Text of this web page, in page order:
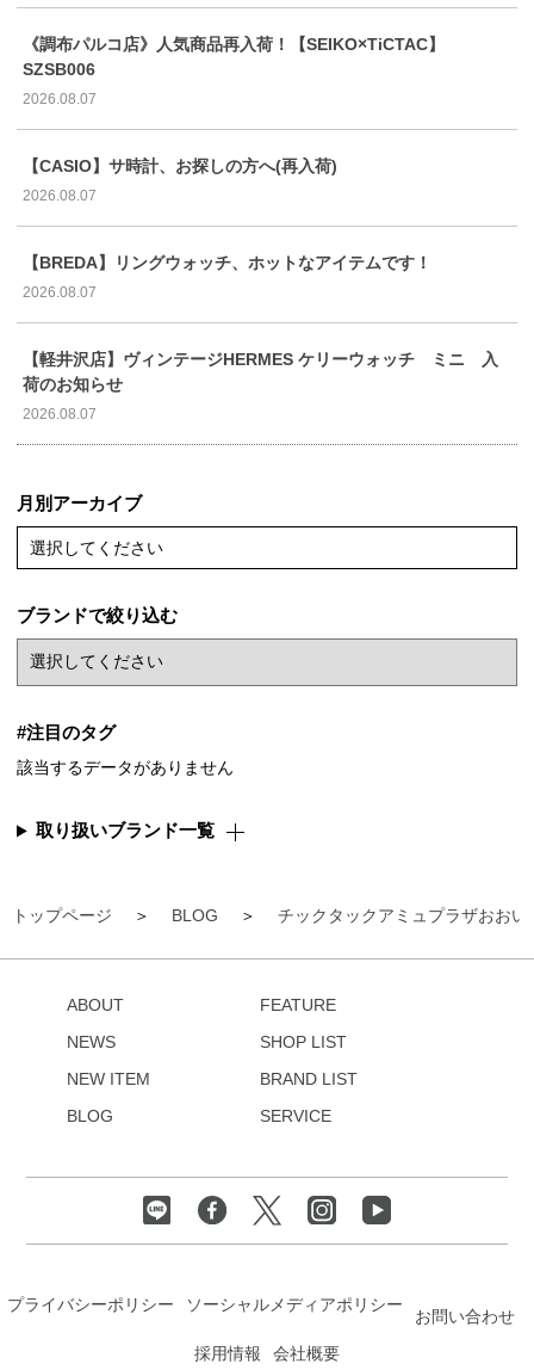
トップページ BLOG チックタックアミュプラザおおい
《調布パルコ店》人気商品再入荷！【SEIKO×TiCTAC】
SZSB006
2026.08.07
【CASIO】サ時計、お探しの方へ(再入荷)
2026.08.07
【BREDA】リングウォッチ、ホットなアイテムです！
2026.08.07
【軽井沢店】ヴィンテージHERMES ケリーウォッチ ミニ 入
荷のお知らせ
2026.08.07
月別アーカイブ
選択してください
ブランドで絞り込む
#注目のタグ
該当するデータがありません
取り扱いブランド一覧
ABOUT
NEWS
NEW ITEM
BLOG
FEATURE
SHOP LIST
BRAND LIST
SERVICE
プライバシーポリシー ソーシャルメディアポリシー
お問い合わせ
採用情報
会社概要